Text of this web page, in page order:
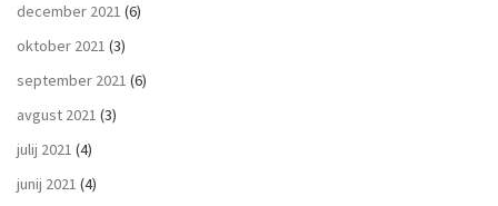
december 2021 (6)
oktober 2021 (3)
september 2021 (6)
avgust 2021 (3)
julij 2021 (4)
junij 2021 (4)